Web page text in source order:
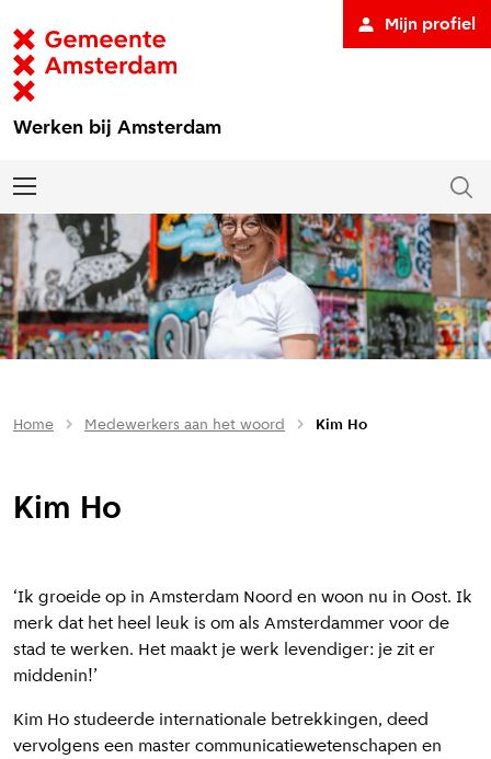
Werken bij Amsterdam
Mijn profiel
Home Medewerkers aan het woord Kim Ho
Kim Ho
‘Ik groeide op in Amsterdam Noord en woon nu in Oost. Ik
merk dat het heel leuk is om als Amsterdammer voor de
stad te werken. Het maakt je werk levendiger: je zit er
middenin!’
Kim Ho studeerde internationale betrekkingen, deed
vervolgens een master communicatiewetenschapen en